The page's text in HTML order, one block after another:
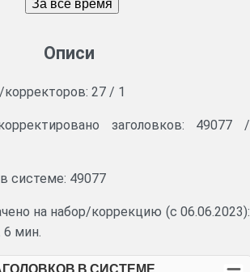
Описи
27 / 1
заголовков: 49077 /
системе: 49077
на набор/коррекцию (с 06.06.2023):
6 мин.